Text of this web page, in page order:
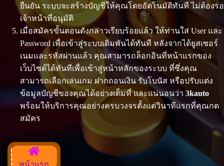
ยืนยัน ระบบจะสร้างบัญชีให้คุณโดยอัตโนมัติทันที ไม่ต้องรอ
เจ้าหน้าที่อนุมัติ
เมื่อสมัครขั้นตอนดังกล่าวเรียบร้อยแล้ว ให้ท่านใส่ User และ
Password เพื่อเข้าสู่ระบบเดิมพันได้ทันที หลังจากได้ยูสเซอร์
เนมและรหัสผ่านแล้ว คุณสามารถล็อกอินที่หน้าแรกของ
เว็บไซต์ได้ทันทีเพื่อเข้าสู่หน้าหลักของระบบ ที่ซึ่งคุณ
สามารถเลือกเล่นเกม ฝากถอนเงิน รับโบนัส หรือปรับแต่ง
ข้อมูลบัญชีของคุณได้อย่างเต็มที่ และแน่นอนว่า 3kauto
พร้อมให้บริการคุณอย่างครบวงจรตั้งแต่วินาทีแรกที่คุณกด
สมัคร
หน้าแรก